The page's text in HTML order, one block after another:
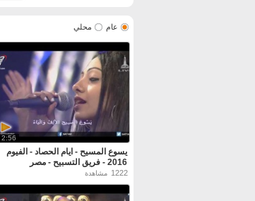
عام محلي
2:56
يسوع المسيح - ايام الحصاد - الفيوم
2016 - فريق التسبيح - مصر
1222 مشاهدة